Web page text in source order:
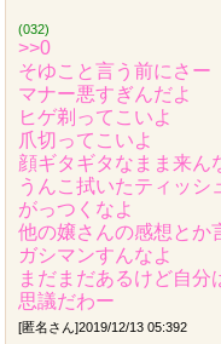
(032)
>>0
そゆこと言う前にさー
マナー悪すぎんだよ
ヒゲ剃ってこいよ
爪切ってこいよ
顔ギタギタなまま来ん
うんこ拭いたティッシ
がっつくなよ
他の嬢さんの感想とか
ガシマンすんなよ
まだまだあるけど自分
思議だわー
[匿名さん]2019/12/13 05:392